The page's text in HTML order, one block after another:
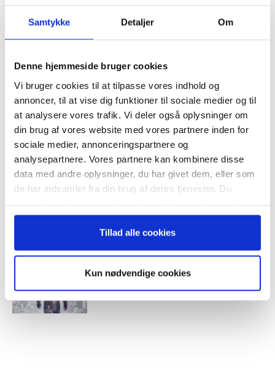
Samtykke Detaljer Om
Denne hjemmeside bruger cookies
Vi bruger cookies til at tilpasse vores indhold og
annoncer, til at vise dig funktioner til sociale medier og til
at analysere vores trafik. Vi deler også oplysninger om
din brug af vores website med vores partnere inden for
sociale medier, annonceringspartnere og
analysepartnere. Vores partnere kan kombinere disse
data med andre oplysninger, du har givet dem, eller som
de har indsamlet fra din brug af deres tjenester. Du
anvende vores hjemmeside.
Tillad alle cookies
Kun nødvendige cookies
TAGS anciennitet BlackRock
Glass Lewis
kontinuerlig udskiftning i bestyrelsen
RELATEREDE ARTIKLER
Guide: Merværdi i diversitet
Syv karriereråd til personlig
positionering, hvis du vil frem
Tilmeld dig vores
nyhedsbrev
– og modtag Ole Borchs bog
“Succes i en dansk bestyrelse”
Bestyrelsesguidens ugentlige nyhedsbrev samt
Tilmeld